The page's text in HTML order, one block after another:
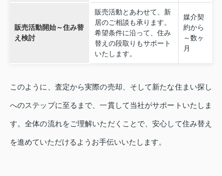
販売活動開始～住み替
え検討
販売活動とあわせて、新
居のご相談も承ります。
希望条件に沿って、住み
替えの段取りもサポート
いたします。
媒介契
約から
～数ヶ
月
このように、査定から実際の売却、そして新たな住まい探し
へのステップに至るまで、一貫して当社がサポートいたしま
す。全体の流れをご理解いただくことで、安心して住み替え
を進めていただけるようお手伝いいたします。